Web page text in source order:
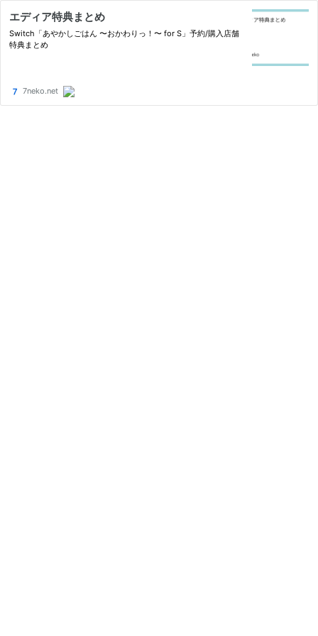
エディア特典まとめ
Switch「あやかしごはん 〜おかわりっ！〜 for S」予約/購入店舗
特典まとめ
7neko.net